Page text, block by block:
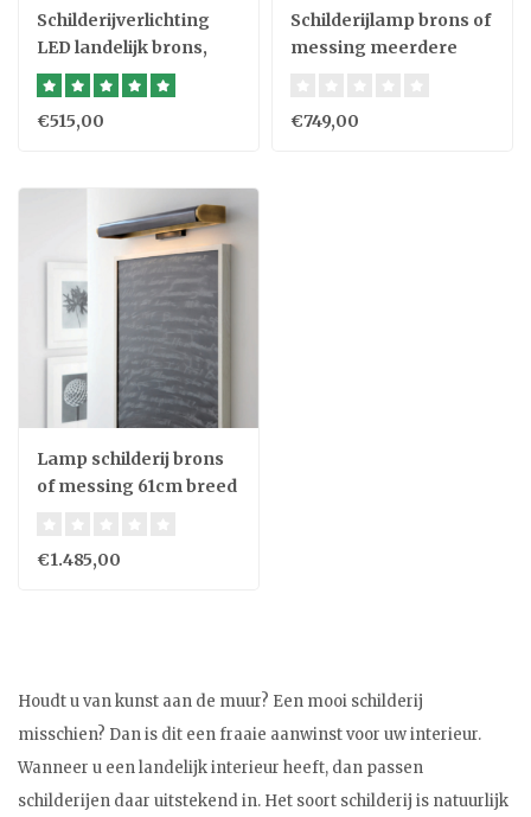
Schilderijverlichting
LED landelijk brons,
nikkel, chroom,
messing
€515,00
Schilderijlamp brons of
messing meerdere
€749,00
Lamp schilderij brons
of messing 61cm breed
€1.485,00
Houdt u van kunst aan de muur? Een mooi schilderij
misschien? Dan is dit een fraaie aanwinst voor uw interieur.
Wanneer u een landelijk interieur heeft, dan passen
schilderijen daar uitstekend in. Het soort schilderij is natuurlijk